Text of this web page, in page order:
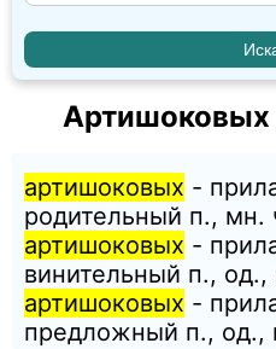
Артишоковых
артишоковых -
родительный п., мн.
артишоковых -
винительный п., од.,
артишоковых -
предложный п., од.,